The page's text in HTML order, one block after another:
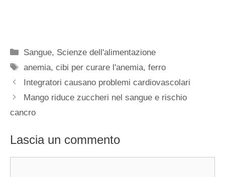
Categorie
Sangue, Scienze dell'alimentazione
Tag
anemia,cibi per curare l'anemia,ferro
Integratori causano problemi cardiovascolari
Mango riduce zuccheri nel sangue e rischio
cancro
Lascia un commento